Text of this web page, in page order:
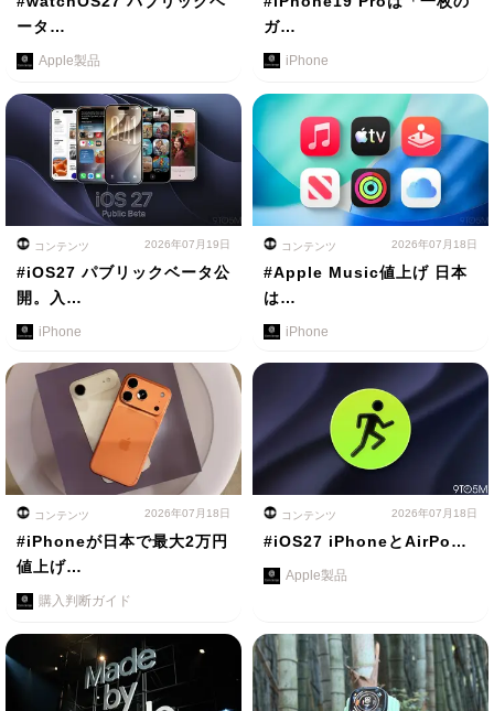
ータ…
Apple製品
ガ…
iPhone
コンテンツ 2026年07月19日
#iOS27 パブリックベータ公
開。入…
iPhone
コンテンツ 2026年07月18日
#Apple Music値上げ 日本
は…
iPhone
コンテンツ 2026年07月18日
#iPhoneが日本で最大2万円
値上げ…
購入判断ガイド
コンテンツ 2026年07月18日
#iOS27 iPhoneとAirPo…
Apple製品